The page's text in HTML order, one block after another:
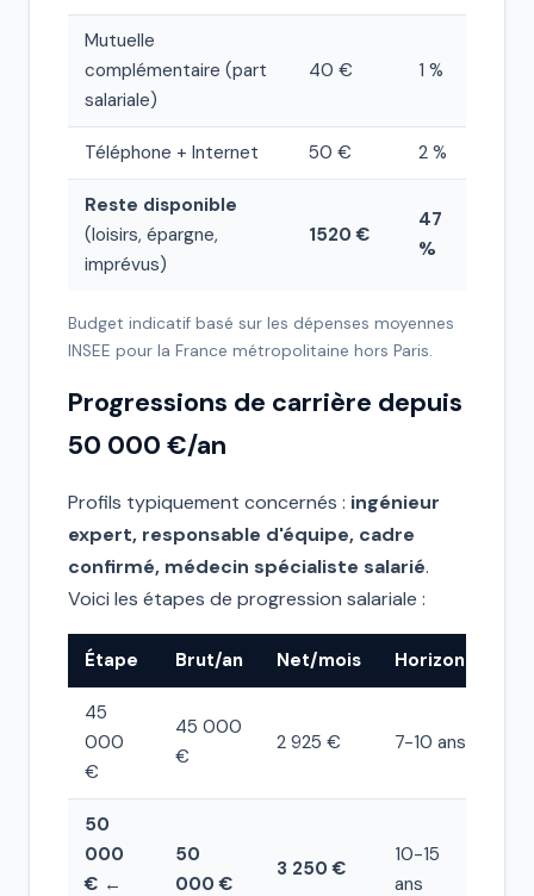
Mutuelle
complémentaire (part
salariale)
40 € 1 %
Téléphone + Internet 50 € 2 %
Reste disponible
(loisirs, épargne,
imprévus)
1520 €
47
%
Budget indicatif basé sur les dépenses moyennes
INSEE pour la France métropolitaine hors Paris.
Progressions de carrière depuis
50 000 €/an
Profils typiquement concernés : ingénieur
expert, responsable d'équipe, cadre
confirmé, médecin spécialiste salarié.
Voici les étapes de progression salariale :
Étape Brut/an Net/mois Horizon
45
000
€
45 000
€
2 925 € 7-10 ans
50
000
€ ←
50
000 €
3 250 €
10-15
ans